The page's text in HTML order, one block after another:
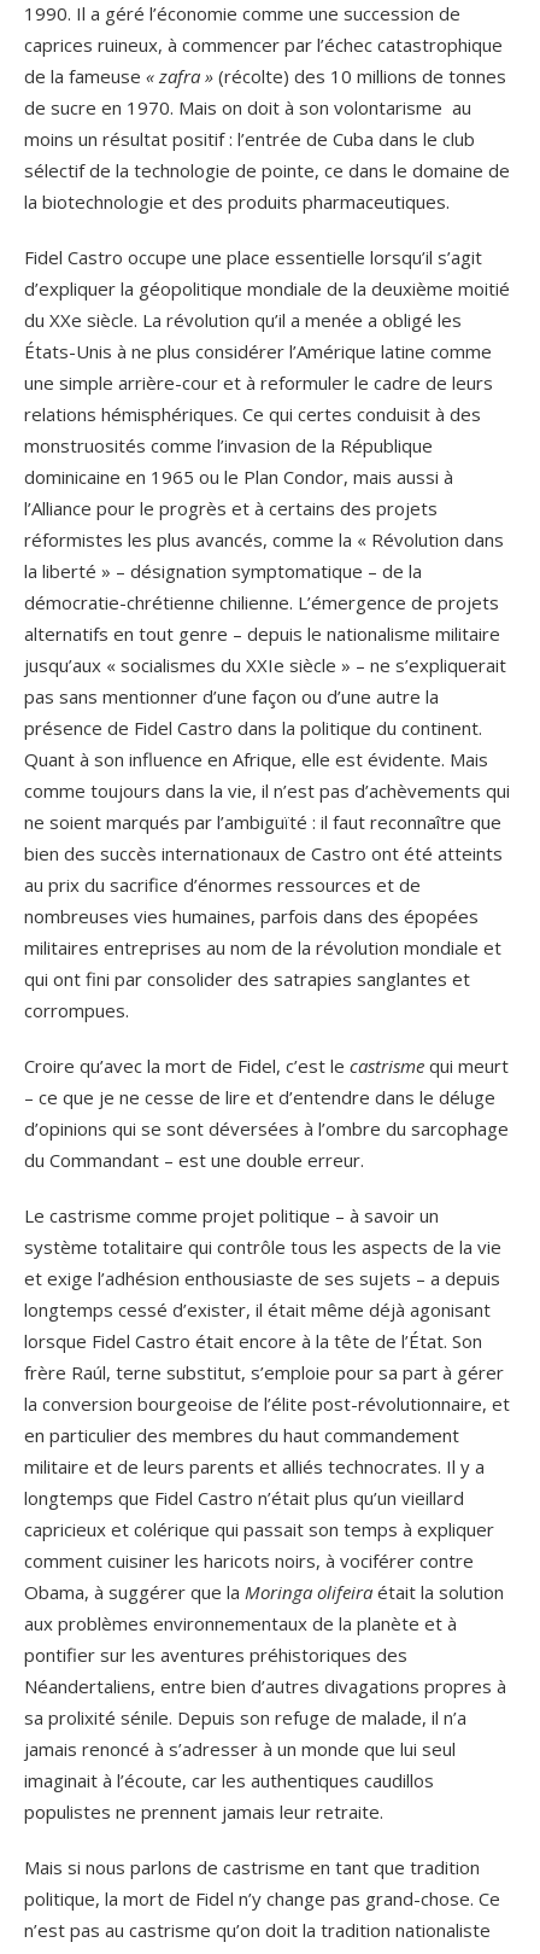
1990. Il a géré l’économie comme une succession de
caprices ruineux, à commencer par l’échec catastrophique
de la fameuse « zafra » (récolte) des 10 millions de tonnes
de sucre en 1970. Mais on doit à son volontarisme au
moins un résultat positif : l’entrée de Cuba dans le club
sélectif de la technologie de pointe, ce dans le domaine de
la biotechnologie et des produits pharmaceutiques.
Fidel Castro occupe une place essentielle lorsqu’il s’agit
d’expliquer la géopolitique mondiale de la deuxième moitié
du XXe siècle. La révolution qu’il a menée a obligé les
États-Unis à ne plus considérer l’Amérique latine comme
une simple arrière-cour et à reformuler le cadre de leurs
relations hémisphériques. Ce qui certes conduisit à des
monstruosités comme l’invasion de la République
dominicaine en 1965 ou le Plan Condor, mais aussi à
l’Alliance pour le progrès et à certains des projets
réformistes les plus avancés, comme la « Révolution dans
la liberté » – désignation symptomatique – de la
démocratie-chrétienne chilienne. L’émergence de projets
alternatifs en tout genre – depuis le nationalisme militaire
jusqu’aux « socialismes du XXIe siècle » – ne s’expliquerait
pas sans mentionner d’une façon ou d’une autre la
présence de Fidel Castro dans la politique du continent.
Quant à son influence en Afrique, elle est évidente. Mais
comme toujours dans la vie, il n’est pas d’achèvements qui
ne soient marqués par l’ambiguïté : il faut reconnaître que
bien des succès internationaux de Castro ont été atteints
au prix du sacrifice d’énormes ressources et de
nombreuses vies humaines, parfois dans des épopées
militaires entreprises au nom de la révolution mondiale et
qui ont fini par consolider des satrapies sanglantes et
corrompues.
Croire qu’avec la mort de Fidel, c’est le castrisme qui meurt
– ce que je ne cesse de lire et d’entendre dans le déluge
d’opinions qui se sont déversées à l’ombre du sarcophage
du Commandant – est une double erreur.
Le castrisme comme projet politique – à savoir un
système totalitaire qui contrôle tous les aspects de la vie
et exige l’adhésion enthousiaste de ses sujets – a depuis
longtemps cessé d’exister, il était même déjà agonisant
lorsque Fidel Castro était encore à la tête de l’État. Son
frère Raúl, terne substitut, s’emploie pour sa part à gérer
la conversion bourgeoise de l’élite post-révolutionnaire, et
en particulier des membres du haut commandement
militaire et de leurs parents et alliés technocrates. Il y a
longtemps que Fidel Castro n’était plus qu’un vieillard
capricieux et colérique qui passait son temps à expliquer
comment cuisiner les haricots noirs, à vociférer contre
Obama, à suggérer que la Moringa olifeira était la solution
aux problèmes environnementaux de la planète et à
pontifier sur les aventures préhistoriques des
Néandertaliens, entre bien d’autres divagations propres à
sa prolixité sénile. Depuis son refuge de malade, il n’a
jamais renoncé à s’adresser à un monde que lui seul
imaginait à l’écoute, car les authentiques caudillos
populistes ne prennent jamais leur retraite.
Mais si nous parlons de castrisme en tant que tradition
politique, la mort de Fidel n’y change pas grand-chose. Ce
n’est pas au castrisme qu’on doit la tradition nationaliste